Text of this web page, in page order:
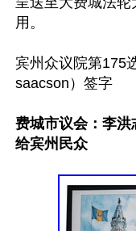
用。
宾州众议院第175
saacson）签字
费城市议会：李
给宾州民众